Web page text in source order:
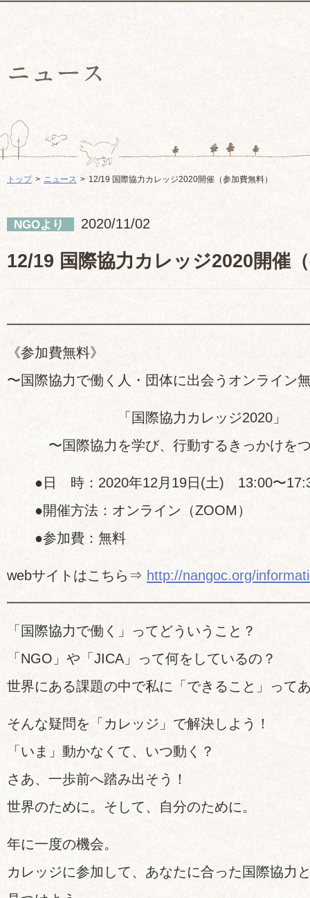
トップ ニュース 12/19 国際協力カレッジ2020開催（参加費無料）
NGOより 2020/11/02
12/19 国際協力カレッジ2020開催
《参加費無料》
〜国際協力で働く人・団体に出会うオンライン
「国際協力カレッジ2020」
〜国際協力を学び、行動するきっかけをつ
●日 時：2020年12月19日(土) 13:00〜
●開催方法：オンライン（ZOOM）
●参加費：無料
webサイトはこちら⇒ http://nangoc.org/
「国際協力で働く」ってどういうこと？
「NGO」や「JICA」って何をしているの？
世界にある課題の中で私に「できること」って
そんな疑問を「カレッジ」で解決しよう！
「いま」動かなくて、いつ動く？
さあ、一歩前へ踏み出そう！
世界のために。そして、自分のために。
年に一度の機会。
カレッジに参加して、あなたに合った国際協力